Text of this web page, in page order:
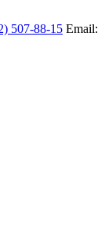
507-88-15 Email: